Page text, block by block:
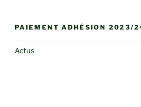
PAIEMENT ADHÉSION 2023/
Actus